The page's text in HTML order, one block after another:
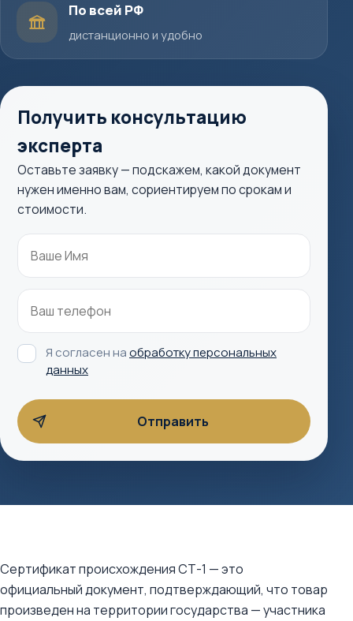
По всей РФ
дистанционно и удобно
Получить консультацию
эксперта
Оставьте заявку — подскажем, какой документ
нужен именно вам, сориентируем по срокам и
стоимости.
Я согласен наобработку персональных
данных
Сертификат происхождения СТ-1 — это
официальный документ, подтверждающий, что товар
произведен на территории государства — участника